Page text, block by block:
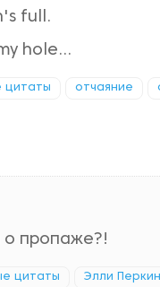
full.
hole...
цитаты отчаяние
о пропаже?!
цитаты Элли